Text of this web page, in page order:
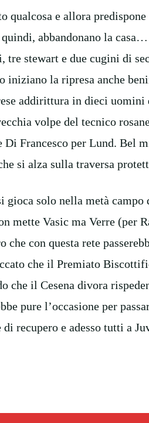
qualcosa e allora
abbandonano la
tre stewart e due cugini di
iniziano la ripresa anche
addirittura in dieci uomini
volpe del tecnico
Francesco per Lund. Bel
si alza sulla traversa
gioca solo nella metà
mette Vasic ma Verre (per
con questa rete
che il Premiato
che il Cesena divora
pure l’occasione per
recupero e adesso tutti a